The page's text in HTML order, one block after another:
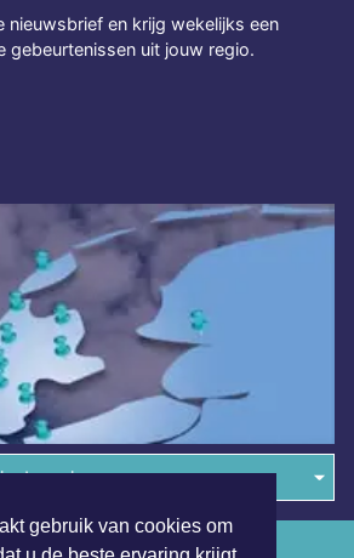
gebruik van cookies om
nieuwsbrief en krijg wekelijks een
gebeurtenissen uit jouw regio.
de regio